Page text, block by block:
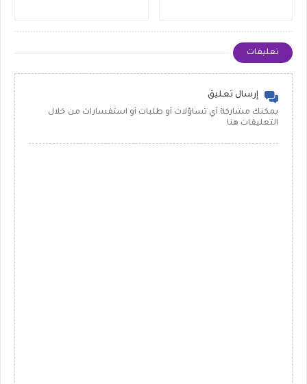
تعليقات
إرسال تعليق
يمكنك مشاركة أي تساؤلات أو طلبات أو استفسارات من خلال
التعليقات هنا